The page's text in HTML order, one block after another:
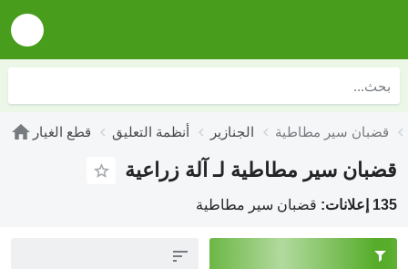
قطع الغيار أنظمة التعليق الجنازير
لـ آلة زراعية
مطاطية